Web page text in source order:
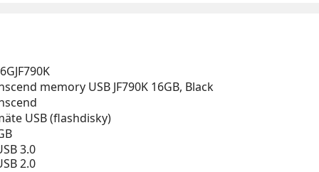
memory USB JF790K 16GB, Black
USB (flashdisky)
3.0
2.0